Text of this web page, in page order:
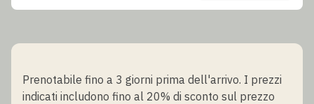
Prenotabile fino a 3 giorni prima dell'arrivo. I prezzi
indicati includono fino al 20% di sconto sul prezzo